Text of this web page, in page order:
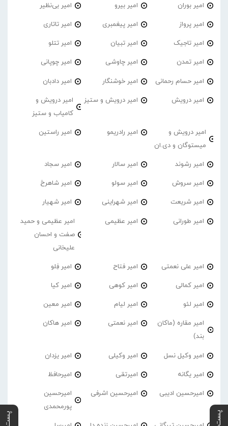
امیر‌ بوران امیر بیرو امیر بی‌نظیر
امیر پرواز امیر پیغمبری امیر تاتاری
امیر تاجیک امیر تبیان امیر تتلو
امیر تمدن امیر چاوشی امیر چوپانی
امیر حسام رحمانی امیر خوشنگار امیر دادبان
امیر درویش امیر درویش و ستیز
امیر درویش و
کامیاب و ستیز
امیر درویش و
میستوگان و دی.ان
امیر رادریمو امیر راستین
امیر رشوند امیر سالار امیر سجاد
امیر سروش امیر سولو امیر شاهرخ
امیر شریعت امیر شهراینی امیر شهیار
امیر طورانی امیر عظیمی
امیر عظیمی و حمید
صفت و احسان
علیخانی
امیر علی نعمتی امیر فتاح امیر فِلو
امیر کمالی امیر کوهی امیر کیا
امیر لئو امیر لیام امیر معین
امیر مقاره (ماکان
بند)
امیر نعمتی امیر هاکان
امیر وکیل نسل امیر وکیلی امیر یزدان
امیر یگانه امیرتقی امیرحافظ
امیرحسین ادیبی امیرحسین اشرفی
امیرحسین
پورمحمدی